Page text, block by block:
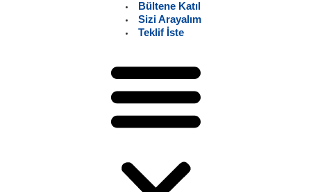
Bültene Katıl
Sizi Arayalım
Teklif İste